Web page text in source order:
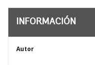
INFORMACIÓN
Autor